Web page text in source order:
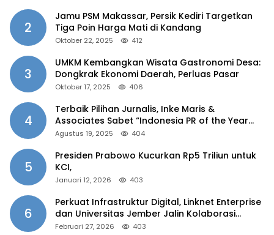
2
Jamu PSM Makassar, Persik Kediri Targetkan
Tiga Poin Harga Mati di Kandang
Oktober 22, 2025 412
3
UMKM Kembangkan Wisata Gastronomi Desa:
Dongkrak Ekonomi Daerah, Perluas Pasar
Oktober 17, 2025 406
4
Terbaik Pilihan Jurnalis, Inke Maris &
Associates Sabet “Indonesia PR of the Year
2025”
Agustus 19, 2025 404
5
Presiden Prabowo Kucurkan Rp5 Triliun untuk
KCI,
Januari 12, 2026 403
6
Perkuat Infrastruktur Digital, Linknet Enterprise
dan Universitas Jember Jalin Kolaborasi
Smart Campus Berbasis AI
Februari 27, 2026 403